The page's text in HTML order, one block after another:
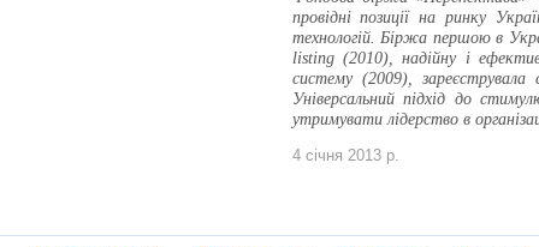
провідні позиції на ринку
технологій. Біржа першою в
listing (2010), надійну і
систему (2009), зареєструвала
Універсальний підхід до
утримувати лідерство в
4 січня 2013 р.